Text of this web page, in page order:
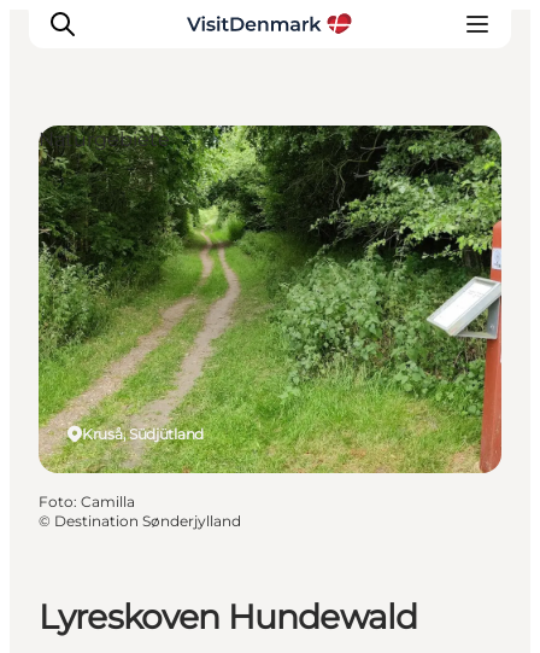
Inspiration
Regionen
Erlebnisse
Unterkünfte
Reiseplanung
Lyreskoven Hundewald
Kruså, Südjütland
Naturgebiete
Foto: Camilla
© Destination Sønderjylland